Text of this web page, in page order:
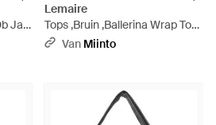
Jas
Lemaire
Tops ,Bruin ,Ballerina Wrap Top
- Zwart
Van Miinto